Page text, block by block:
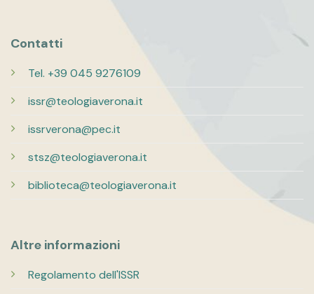
Contatti
Tel. +39 045 9276109
issr@teologiaverona.it
issrverona@pec.it
stsz@teologiaverona.it
biblioteca@teologiaverona.it
Altre informazioni
Regolamento dell'ISSR